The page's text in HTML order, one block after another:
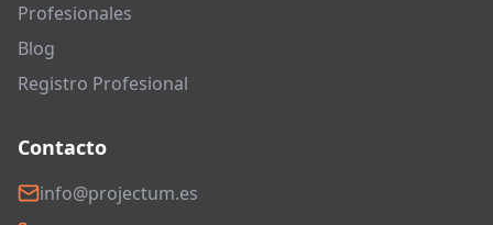
Profesionales
Blog
Registro Profesional
Contacto
info@projectum.es